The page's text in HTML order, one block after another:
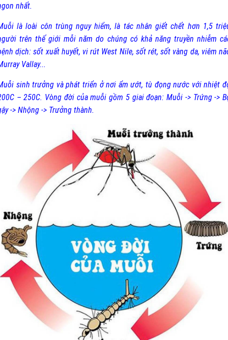
nhất.
là loài côn trùng nguy hiểm, là tác nhân giết chết hơn 1,5
trên thế giới mỗi năm do chúng có khả năng truyền nhiễm
dịch: sốt xuất huyết, vi rút West Nile, sốt rét, sốt vàng da, viêm
Vallay...
sinh trưởng và phát triển ở nơi ẩm ướt, tù đọng nước với nhiệt
– 250C. Vòng đời của muỗi gồm 5 giai đoạn: Muỗi -> Trứng ->
-> Nhộng -> Trưởng thành.